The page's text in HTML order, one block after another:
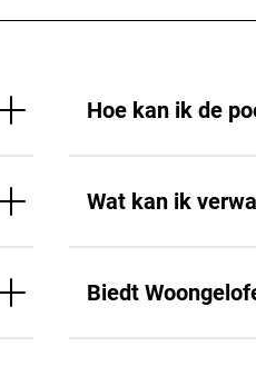
Hoe kan ik de
Wat kan ik
Biedt